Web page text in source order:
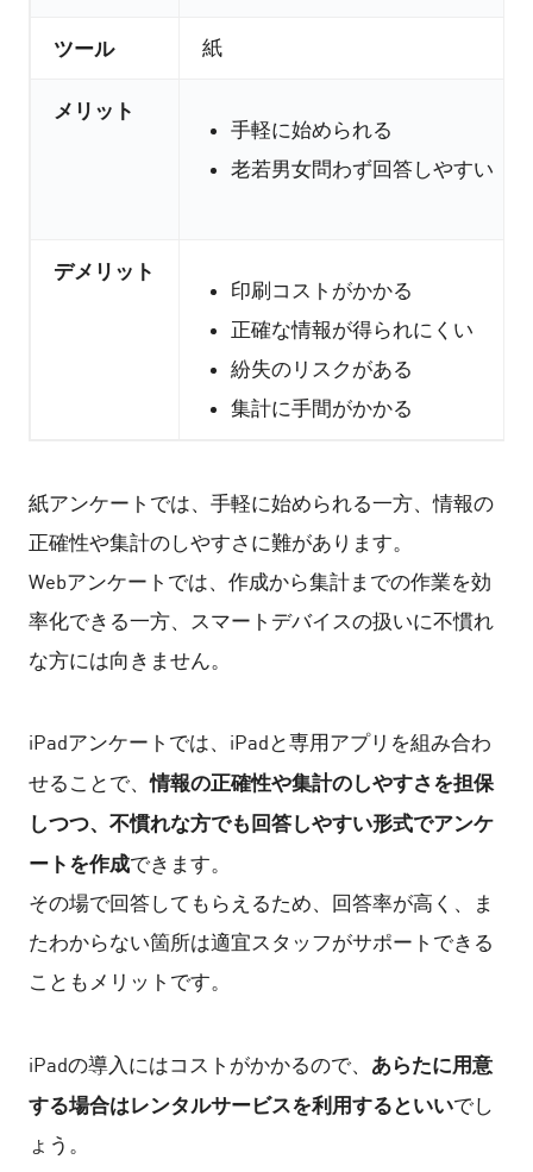
ツール 紙
メリット
手軽に始められる
老若男女問わず回答しやすい
デメリット
印刷コストがかかる
正確な情報が得られにくい
紛失のリスクがある
集計に手間がかかる
紙アンケートでは、手軽に始められる一方、情報の
正確性や集計のしやすさに難があります。
Webアンケートでは、作成から集計までの作業を効
率化できる一方、スマートデバイスの扱いに不慣れ
な方には向きません。
iPadアンケートでは、iPadと専用アプリを組み合わ
せることで、情報の正確性や集計のしやすさを担保
しつつ、不慣れな方でも回答しやすい形式でアンケ
ートを作成できます。
その場で回答してもらえるため、回答率が高く、ま
たわからない箇所は適宜スタッフがサポートできる
こともメリットです。
iPadの導入にはコストがかかるので、 あらたに用意
する場合はレンタルサービスを利用するといいでし
ょう。